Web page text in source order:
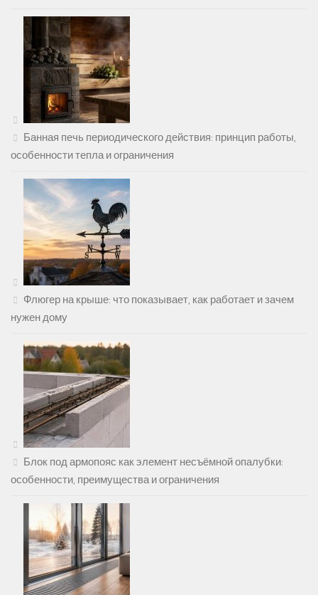
Банная печь периодического действия: принцип работы,
особенности тепла и ограничения
Флюгер на крыше: что показывает, как работает и зачем
нужен дому
Блок под армопояс как элемент несъёмной опалубки:
особенности, преимущества и ограничения